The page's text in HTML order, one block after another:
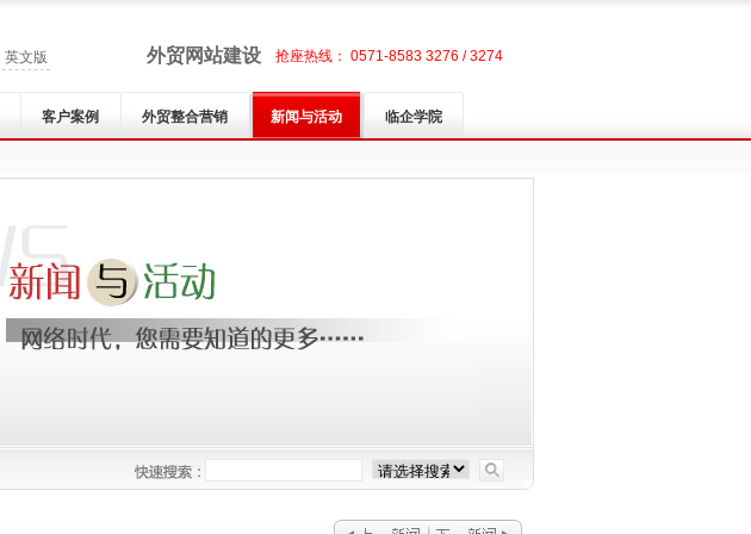
外贸网站建设 抢座热线： 0571-8583 3276 / 3274
英文版
客户案例 外贸整合营销 新闻与活动 临企学院